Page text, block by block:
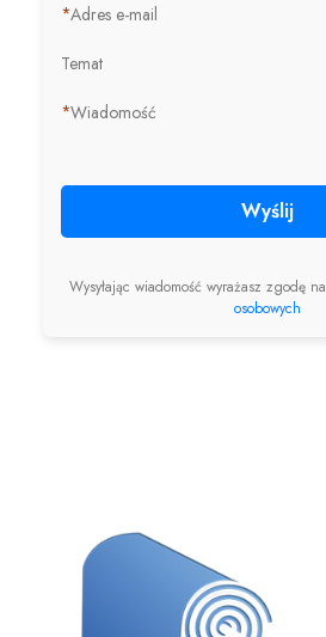
*Adres e-mail
Temat
*Wiadomość
Wyślij
Wysyłając wiadomość wyrażasz zgodę na
osobowych